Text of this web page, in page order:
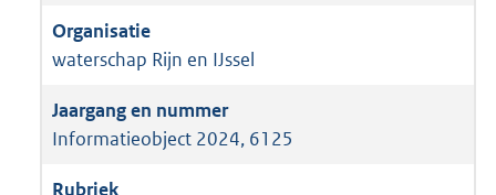
waterschap Rijn en IJssel
Informatieobject 2024, 6125